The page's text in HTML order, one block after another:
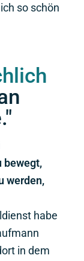
so schön
bewegt,
werden,
habe
in dem